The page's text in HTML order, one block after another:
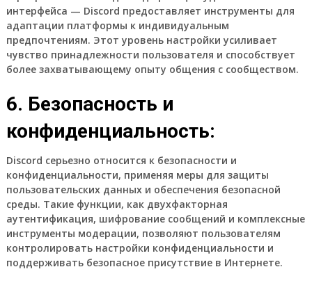
интерфейса — Discord предоставляет инструменты для
адаптации платформы к индивидуальным
предпочтениям. Этот уровень настройки усиливает
чувство принадлежности пользователя и способствует
более захватывающему опыту общения с сообществом.
6. Безопасность и
конфиденциальность:
Discord серьезно относится к безопасности и
конфиденциальности, применяя меры для защиты
пользовательских данных и обеспечения безопасной
среды. Такие функции, как двухфакторная
аутентификация, шифрование сообщений и комплексные
инструменты модерации, позволяют пользователям
контролировать настройки конфиденциальности и
поддерживать безопасное присутствие в Интернете.